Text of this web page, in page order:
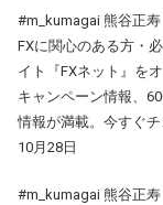
#m_kumagai 熊谷正寿
FXに関心のある方・
イト『FXネット』を
キャンペーン情報、
情報が満載。今すぐチ
10月28日
#m_kumagai 熊谷正寿